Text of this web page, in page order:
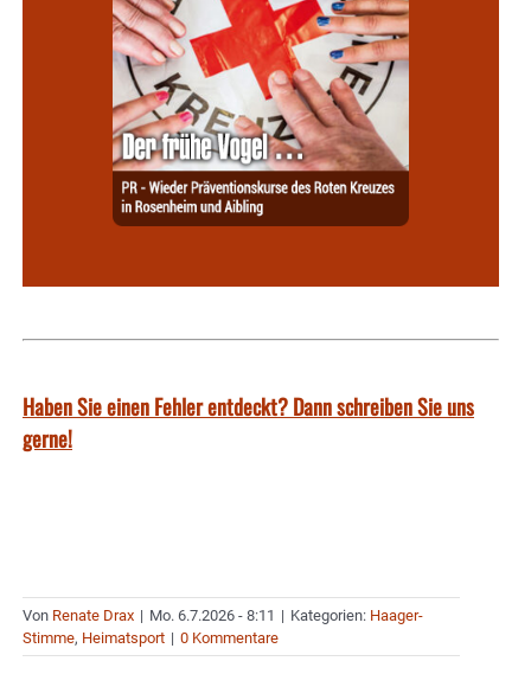
Haben Sie einen Fehler entdeckt? Dann schreiben Sie uns
gerne!
Von Renate Drax | Mo. 6.7.2026 - 8:11 | Kategorien: Haager-
Stimme, Heimatsport | 0 Kommentare